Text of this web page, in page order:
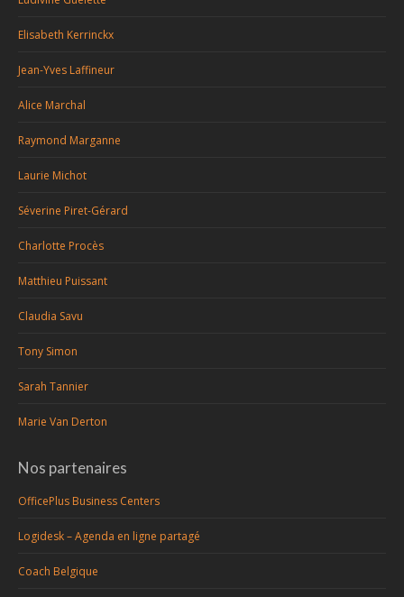
Elisabeth Kerrinckx
Jean-Yves Laffineur
Alice Marchal
Raymond Marganne
Laurie Michot
Séverine Piret-Gérard
Charlotte Procès
Matthieu Puissant
Claudia Savu
Tony Simon
Sarah Tannier
Marie Van Derton
Nos partenaires
OfficePlus Business Centers
Logidesk – Agenda en ligne partagé
Coach Belgique